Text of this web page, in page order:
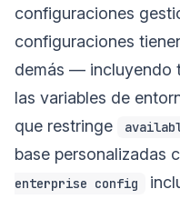
configuraciones
configuraciones
demás — incluyendo
las variables de
que restringe
base personalizadas
enterprise config